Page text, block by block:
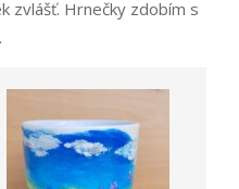
zvlášť. Hrnečky zdobím s